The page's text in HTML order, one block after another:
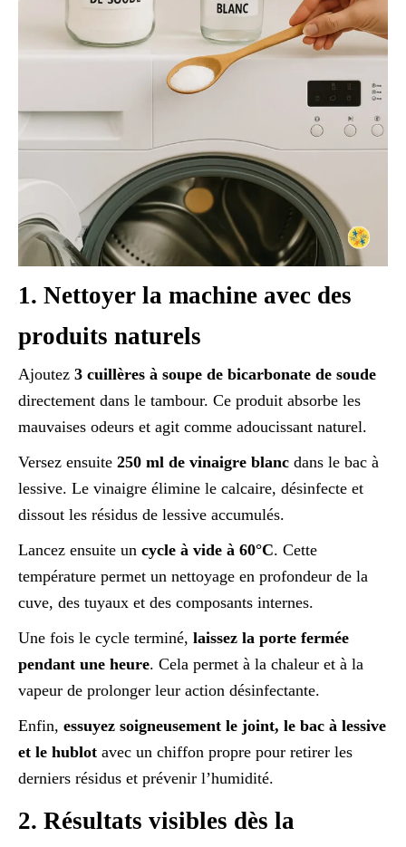
1. Nettoyer la machine avec des
produits naturels
Ajoutez 3 cuillères à soupe de bicarbonate de soude
directement dans le tambour. Ce produit absorbe les
mauvaises odeurs et agit comme adoucissant naturel.
Versez ensuite 250 ml de vinaigre blanc dans le bac à
lessive. Le vinaigre élimine le calcaire, désinfecte et
dissout les résidus de lessive accumulés.
Lancez ensuite un cycle à vide à 60°C. Cette
température permet un nettoyage en profondeur de la
cuve, des tuyaux et des composants internes.
Une fois le cycle terminé, laissez la porte fermée
pendant une heure. Cela permet à la chaleur et à la
vapeur de prolonger leur action désinfectante.
Enfin, essuyez soigneusement le joint, le bac à lessive
et le hublot avec un chiffon propre pour retirer les
derniers résidus et prévenir l’humidité.
2. Résultats visibles dès la